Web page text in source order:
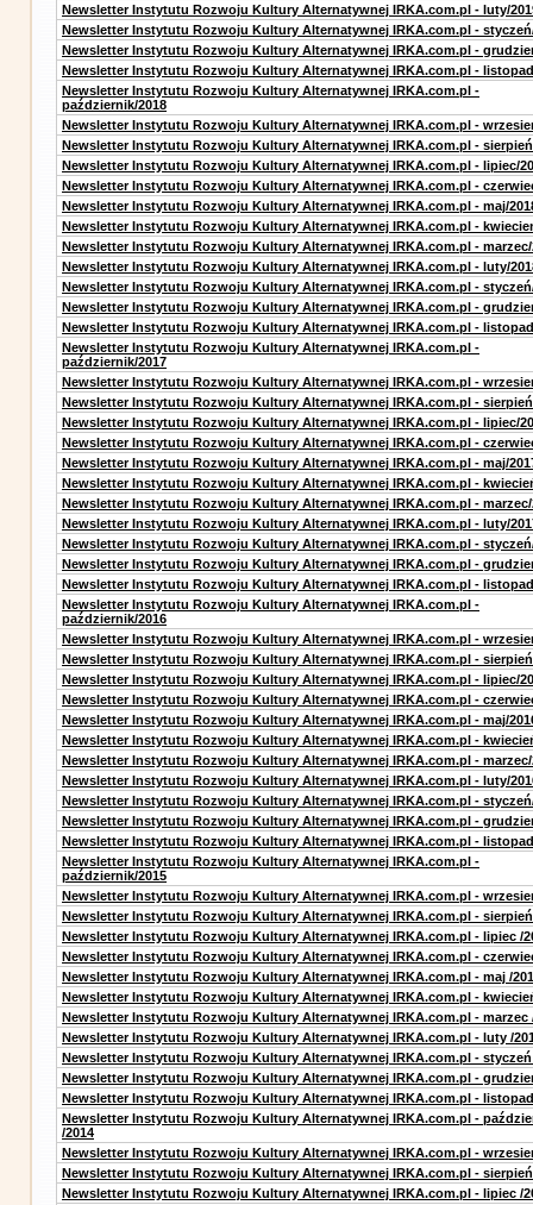
Newsletter Instytutu Rozwoju Kultury Alternatywnej IRKA.com.pl - luty/
Newsletter Instytutu Rozwoju Kultury Alternatywnej IRKA.com.pl -
Newsletter Instytutu Rozwoju Kultury Alternatywnej IRKA.com.pl -
Newsletter Instytutu Rozwoju Kultury Alternatywnej IRKA.com.pl -
Newsletter Instytutu Rozwoju Kultury Alternatywnej IRKA.com.pl -
październik/2018
Newsletter Instytutu Rozwoju Kultury Alternatywnej IRKA.com.pl -
Newsletter Instytutu Rozwoju Kultury Alternatywnej IRKA.com.pl -
Newsletter Instytutu Rozwoju Kultury Alternatywnej IRKA.com.pl - lipiec/
Newsletter Instytutu Rozwoju Kultury Alternatywnej IRKA.com.pl -
Newsletter Instytutu Rozwoju Kultury Alternatywnej IRKA.com.pl - maj/
Newsletter Instytutu Rozwoju Kultury Alternatywnej IRKA.com.pl -
Newsletter Instytutu Rozwoju Kultury Alternatywnej IRKA.com.pl - marzec/
Newsletter Instytutu Rozwoju Kultury Alternatywnej IRKA.com.pl - luty/
Newsletter Instytutu Rozwoju Kultury Alternatywnej IRKA.com.pl -
Newsletter Instytutu Rozwoju Kultury Alternatywnej IRKA.com.pl -
Newsletter Instytutu Rozwoju Kultury Alternatywnej IRKA.com.pl -
Newsletter Instytutu Rozwoju Kultury Alternatywnej IRKA.com.pl -
październik/2017
Newsletter Instytutu Rozwoju Kultury Alternatywnej IRKA.com.pl -
Newsletter Instytutu Rozwoju Kultury Alternatywnej IRKA.com.pl -
Newsletter Instytutu Rozwoju Kultury Alternatywnej IRKA.com.pl - lipiec/
Newsletter Instytutu Rozwoju Kultury Alternatywnej IRKA.com.pl -
Newsletter Instytutu Rozwoju Kultury Alternatywnej IRKA.com.pl - maj/
Newsletter Instytutu Rozwoju Kultury Alternatywnej IRKA.com.pl -
Newsletter Instytutu Rozwoju Kultury Alternatywnej IRKA.com.pl - marzec/
Newsletter Instytutu Rozwoju Kultury Alternatywnej IRKA.com.pl - luty/
Newsletter Instytutu Rozwoju Kultury Alternatywnej IRKA.com.pl -
Newsletter Instytutu Rozwoju Kultury Alternatywnej IRKA.com.pl -
Newsletter Instytutu Rozwoju Kultury Alternatywnej IRKA.com.pl -
Newsletter Instytutu Rozwoju Kultury Alternatywnej IRKA.com.pl -
październik/2016
Newsletter Instytutu Rozwoju Kultury Alternatywnej IRKA.com.pl -
Newsletter Instytutu Rozwoju Kultury Alternatywnej IRKA.com.pl -
Newsletter Instytutu Rozwoju Kultury Alternatywnej IRKA.com.pl - lipiec/
Newsletter Instytutu Rozwoju Kultury Alternatywnej IRKA.com.pl -
Newsletter Instytutu Rozwoju Kultury Alternatywnej IRKA.com.pl - maj/
Newsletter Instytutu Rozwoju Kultury Alternatywnej IRKA.com.pl -
Newsletter Instytutu Rozwoju Kultury Alternatywnej IRKA.com.pl - marzec/
Newsletter Instytutu Rozwoju Kultury Alternatywnej IRKA.com.pl - luty/
Newsletter Instytutu Rozwoju Kultury Alternatywnej IRKA.com.pl -
Newsletter Instytutu Rozwoju Kultury Alternatywnej IRKA.com.pl -
Newsletter Instytutu Rozwoju Kultury Alternatywnej IRKA.com.pl -
Newsletter Instytutu Rozwoju Kultury Alternatywnej IRKA.com.pl -
październik/2015
Newsletter Instytutu Rozwoju Kultury Alternatywnej IRKA.com.pl -
Newsletter Instytutu Rozwoju Kultury Alternatywnej IRKA.com.pl -
Newsletter Instytutu Rozwoju Kultury Alternatywnej IRKA.com.pl - lipiec /
Newsletter Instytutu Rozwoju Kultury Alternatywnej IRKA.com.pl -
Newsletter Instytutu Rozwoju Kultury Alternatywnej IRKA.com.pl - maj /
Newsletter Instytutu Rozwoju Kultury Alternatywnej IRKA.com.pl -
Newsletter Instytutu Rozwoju Kultury Alternatywnej IRKA.com.pl - marzec
Newsletter Instytutu Rozwoju Kultury Alternatywnej IRKA.com.pl - luty /
Newsletter Instytutu Rozwoju Kultury Alternatywnej IRKA.com.pl - styczeń
Newsletter Instytutu Rozwoju Kultury Alternatywnej IRKA.com.pl -
Newsletter Instytutu Rozwoju Kultury Alternatywnej IRKA.com.pl - listopad
Newsletter Instytutu Rozwoju Kultury Alternatywnej IRKA.com.pl -
/2014
Newsletter Instytutu Rozwoju Kultury Alternatywnej IRKA.com.pl -
Newsletter Instytutu Rozwoju Kultury Alternatywnej IRKA.com.pl - sierpień
Newsletter Instytutu Rozwoju Kultury Alternatywnej IRKA.com.pl - lipiec /